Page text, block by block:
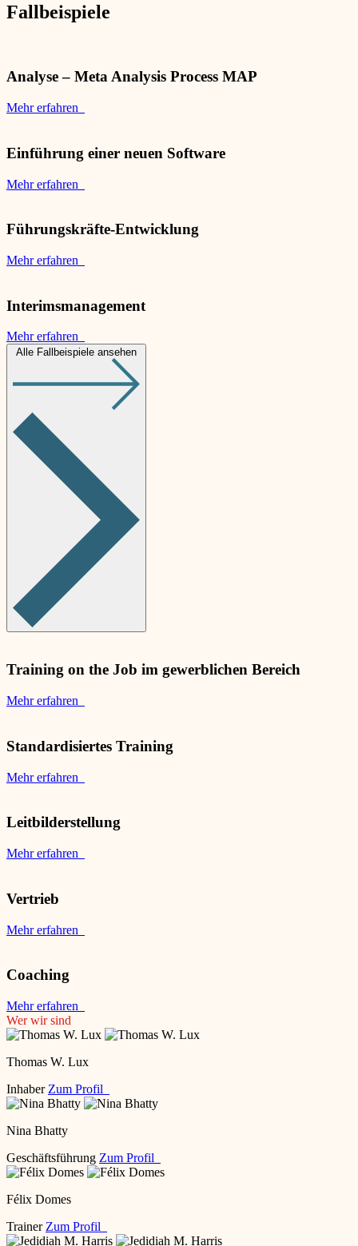
Fallbeispiele
Analyse – Meta Analysis Process MAP
Mehr erfahren
Einführung einer neuen Software
Mehr erfahren
Führungskräfte-Entwicklung
Mehr erfahren
Interimsmanagement
Mehr erfahren
Alle Fallbeispiele ansehen
Training on the Job im gewerblichen Bereich
Mehr erfahren
Standardisiertes Training
Mehr erfahren
Leitbilderstellung
Mehr erfahren
Vertrieb
Mehr erfahren
Coaching
Mehr erfahren
Wer wir sind
Thomas W. Lux
Inhaber Zum Profil
Nina Bhatty
Geschäftsführung Zum Profil
Félix Domes
Trainer Zum Profil